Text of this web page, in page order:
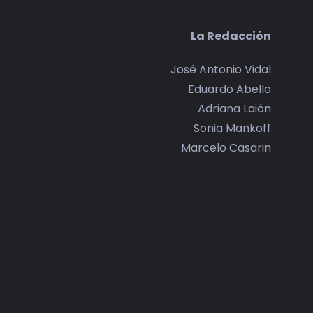
La Redacción
José Antonio Vidal
Eduardo Abello
Adriana Laión
Sonia Mankoff
Marcelo Casarin